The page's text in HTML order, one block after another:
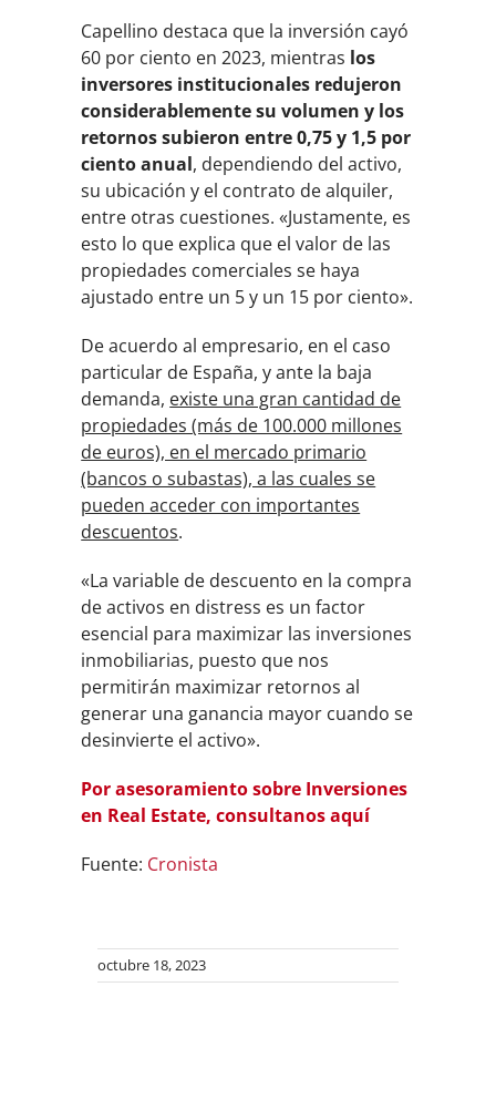
Capellino destaca que la inversión cayó
60 por ciento en 2023, mientras los
inversores institucionales redujeron
considerablemente su volumen y los
retornos subieron entre 0,75 y 1,5 por
ciento anual, dependiendo del activo,
su ubicación y el contrato de alquiler,
entre otras cuestiones. «Justamente, es
esto lo que explica que el valor de las
propiedades comerciales se haya
ajustado entre un 5 y un 15 por ciento».
De acuerdo al empresario, en el caso
particular de España, y ante la baja
demanda, existe una gran cantidad de
propiedades (más de 100.000 millones
de euros), en el mercado primario
(bancos o subastas), a las cuales se
pueden acceder con importantes
descuentos.
«La variable de descuento en la compra
de activos en distress es un factor
esencial para maximizar las inversiones
inmobiliarias, puesto que nos
permitirán maximizar retornos al
generar una ganancia mayor cuando se
desinvierte el activo».
Por asesoramiento sobre Inversiones
en Real Estate, consultanos aquí
Fuente: Cronista
octubre 18, 2023